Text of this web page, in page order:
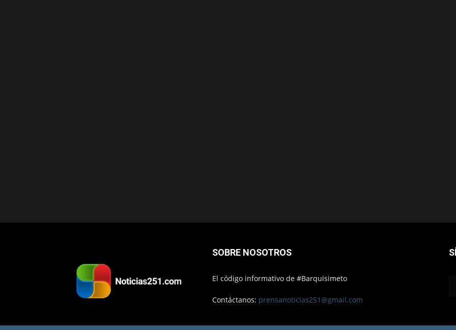
SOBRE NOSOTROS
El código informativo de #Barquisimeto
Contáctanos: prensanoticias251@gmail.com